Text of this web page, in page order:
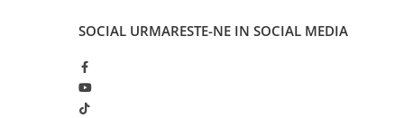
Anemometre
Clampmetre
Detectoare
Multimetre Portabile
SOCIAL URMARESTE-NE IN SOCIAL MEDIA